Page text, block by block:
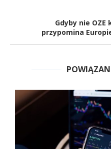
Gdyby nie OZE
przypomina